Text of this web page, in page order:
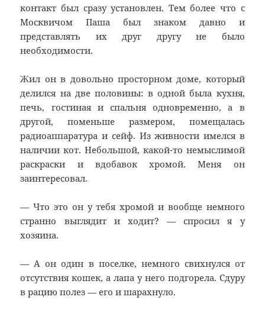
контакт был сразу установлен. Тем более что с
Москвичом Паша был знаком давно и
представлять их друг другу не было
необходимости.
Жил он в довольно просторном доме, который
делился на две половины: в одной была кухня,
печь, гостиная и спальня одновременно, а в
другой, поменьше размером, помещалась
радиоаппаратура и сейф. Из живности имелся в
наличии кот. Небольшой, какой-то немыслимой
раскраски и вдобавок хромой. Меня он
заинтересовал.
— Что это он у тебя хромой и вообще немного
странно выглядит и ходит? — спросил я у
хозяина.
— А он один в поселке, немного свихнулся от
отсутствия кошек, а лапа у него подгорела. Сдуру
в рацию полез — его и шарахнуло.